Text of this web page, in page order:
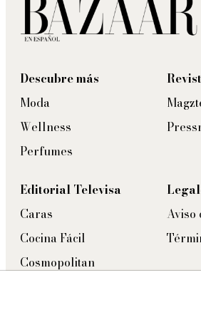
Descubre más
Moda
Wellness
Perfumes
Editorial Televisa
Caras
Cocina Fácil
Cosmopolitan
Aviso